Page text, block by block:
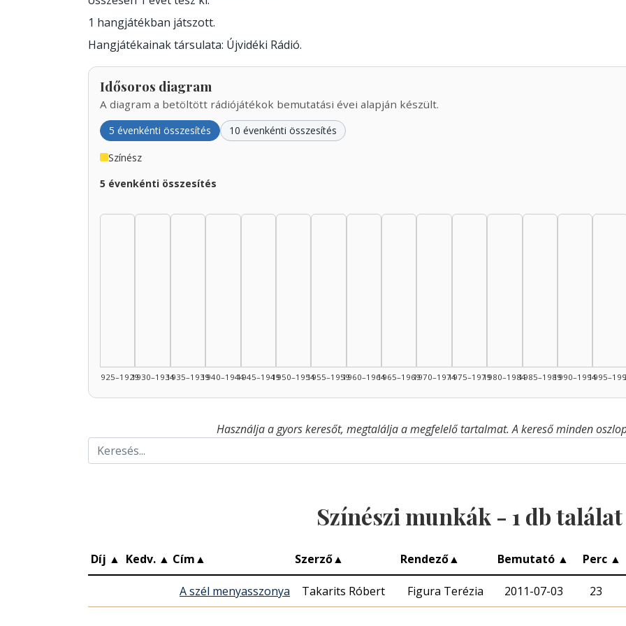
1 hangjátékban játszott.
Hangjátékainak társulata: Újvidéki Rádió.
Idősoros diagram
A diagram a betöltött rádiójátékok bemutatási évei alapján készült.
5 évenkénti összesítés 10 évenkénti összesítés
Színész
5 évenkénti összesítés
1925–19291930–19341935–19391940–19441945–19491950–19541955–19591960–19641965–19691970–19741975–19791980–19841985–19891990–1994
Használja a gyors keresőt, megtalálja a megfelelő tartalmat. A kereső minden
Színészi munkák - 1 db találat
Díj ▲ Kedv. ▲ Cím▲ Szerző▲ Rendező▲ Bemutató ▲ Perc ▲
A szél menyasszonya Takarits Róbert Figura Terézia 2011-07-03 23